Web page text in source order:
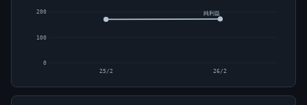
0
100
200 純利益
25/2 26/2